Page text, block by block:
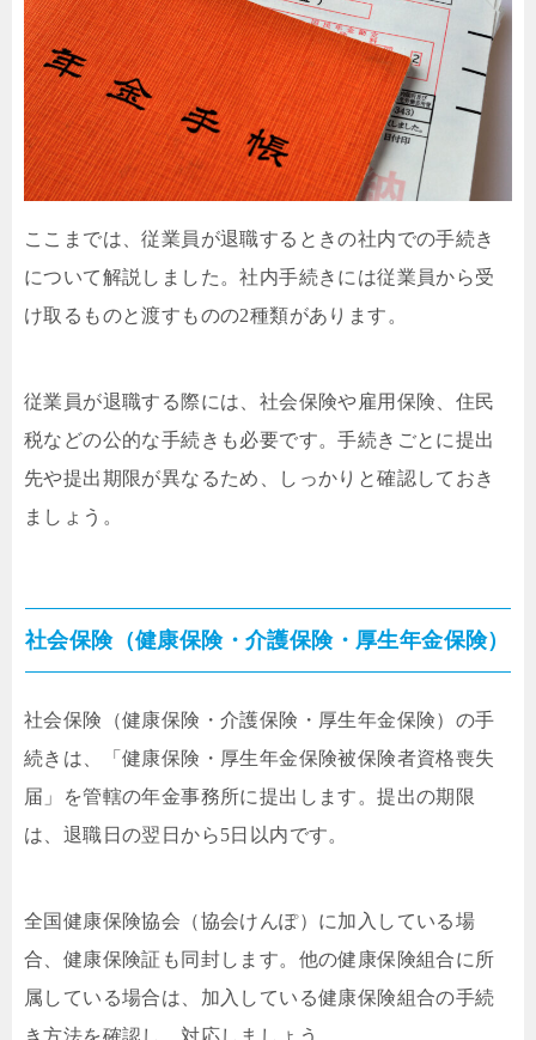
ここまでは、従業員が退職するときの社内での手続き
について解説しました。社内手続きには従業員から受
け取るものと渡すものの2種類があります。
従業員が退職する際には、社会保険や雇用保険、住民
税などの公的な手続きも必要です。手続きごとに提出
先や提出期限が異なるため、しっかりと確認しておき
ましょう。
社会保険（健康保険・介護保険・厚生年金保険）
社会保険（健康保険・介護保険・厚生年金保険）の手
続きは、「健康保険・厚生年金保険被保険者資格喪失
届」を管轄の年金事務所に提出します。提出の期限
は、退職日の翌日から5日以内です。
全国健康保険協会（協会けんぽ）に加入している場
合、健康保険証も同封します。他の健康保険組合に所
属している場合は、加入している健康保険組合の手続
き方法を確認し、対応しましょう。